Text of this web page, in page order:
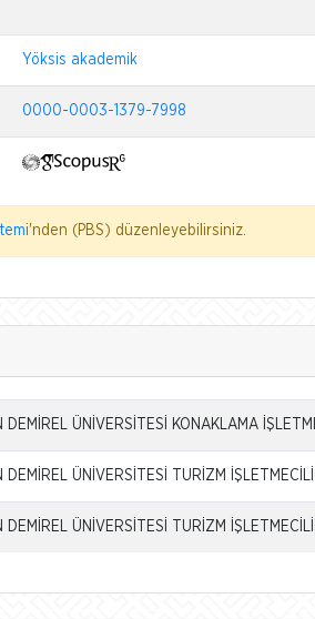
Yöksis akademik
0000-0003-1379-7998
'nden (PBS) düzenleyebilirsiniz.
DEMİREL ÜNİVERSİTESİ KONAKLAMA
DEMİREL ÜNİVERSİTESİ TURİZM
DEMİREL ÜNİVERSİTESİ TURİZM